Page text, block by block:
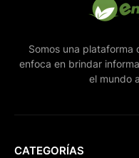
Somos una plataforma
enfoca en brindar
el mundo
CATEGORÍAS